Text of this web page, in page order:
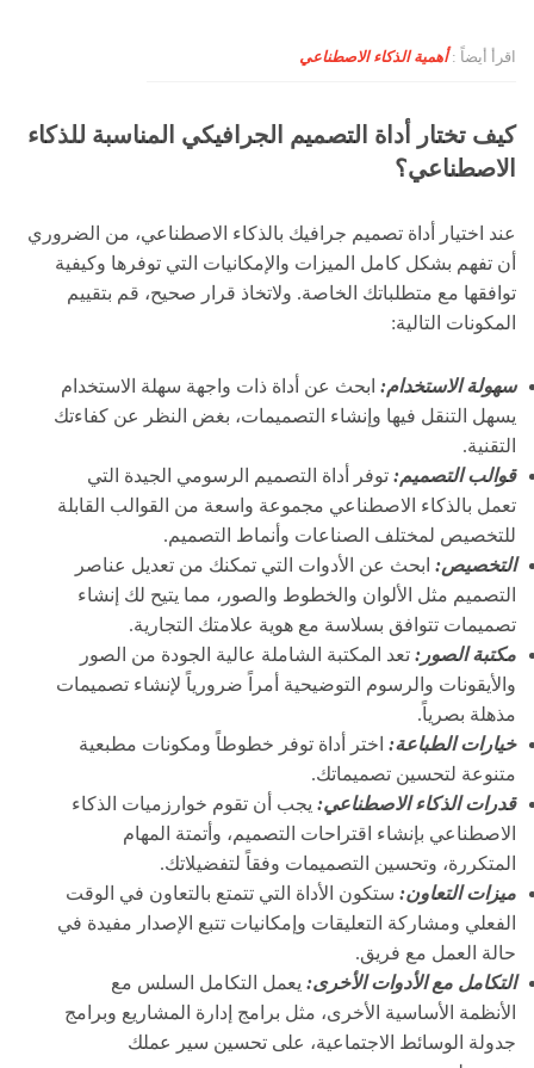
اقرأ أيضاً :أهمية الذكاء الاصطناعي
كيف تختار أداة التصميم الجرافيكي المناسبة للذكاء
الاصطناعي؟
عند اختيار أداة تصميم جرافيك بالذكاء الاصطناعي، من الضروري
أن تفهم بشكل كامل الميزات والإمكانيات التي توفرها وكيفية
توافقها مع متطلباتك الخاصة. ولاتخاذ قرار صحيح، قم بتقييم
المكونات التالية:
سهولة الاستخدام: ابحث عن أداة ذات واجهة سهلة الاستخدام
يسهل التنقل فيها وإنشاء التصميمات، بغض النظر عن كفاءتك
التقنية.
قوالب التصميم: توفر أداة التصميم الرسومي الجيدة التي
تعمل بالذكاء الاصطناعي مجموعة واسعة من القوالب القابلة
للتخصيص لمختلف الصناعات وأنماط التصميم.
التخصيص: ابحث عن الأدوات التي تمكنك من تعديل عناصر
التصميم مثل الألوان والخطوط والصور، مما يتيح لك إنشاء
تصميمات تتوافق بسلاسة مع هوية علامتك التجارية.
مكتبة الصور: تعد المكتبة الشاملة عالية الجودة من الصور
والأيقونات والرسوم التوضيحية أمراً ضرورياً لإنشاء تصميمات
مذهلة بصرياً.
خيارات الطباعة: اختر أداة توفر خطوطاً ومكونات مطبعية
متنوعة لتحسين تصميماتك.
قدرات الذكاء الاصطناعي: يجب أن تقوم خوارزميات الذكاء
الاصطناعي بإنشاء اقتراحات التصميم، وأتمتة المهام
المتكررة، وتحسين التصميمات وفقاً لتفضيلاتك.
ميزات التعاون: ستكون الأداة التي تتمتع بالتعاون في الوقت
الفعلي ومشاركة التعليقات وإمكانيات تتبع الإصدار مفيدة في
حالة العمل مع فريق.
التكامل مع الأدوات الأخرى: يعمل التكامل السلس مع
الأنظمة الأساسية الأخرى، مثل برامج إدارة المشاريع وبرامج
جدولة الوسائط الاجتماعية، على تحسين سير عملك